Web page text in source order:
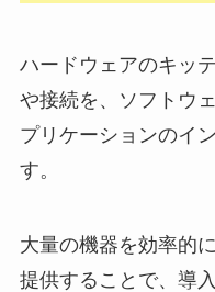
ハードウェアのキッ
や接続を、ソフトウ
プリケーションのイ
す。
大量の機器を効率的
提供することで、導